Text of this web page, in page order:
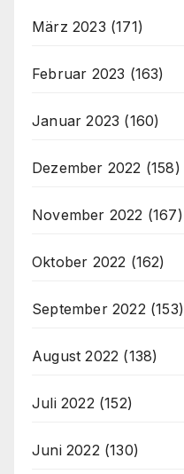
März 2023 (171)
Februar 2023 (163)
Januar 2023 (160)
Dezember 2022 (158)
November 2022 (167)
Oktober 2022 (162)
September 2022 (153)
August 2022 (138)
Juli 2022 (152)
Juni 2022 (130)